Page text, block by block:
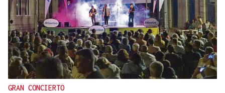
GRAN CONCIERTO